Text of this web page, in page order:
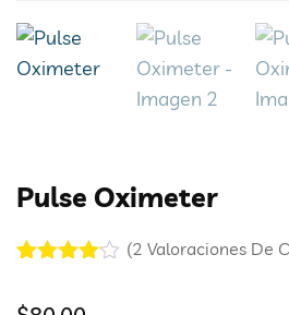
Pulse Oximeter
(2 Valoraciones De